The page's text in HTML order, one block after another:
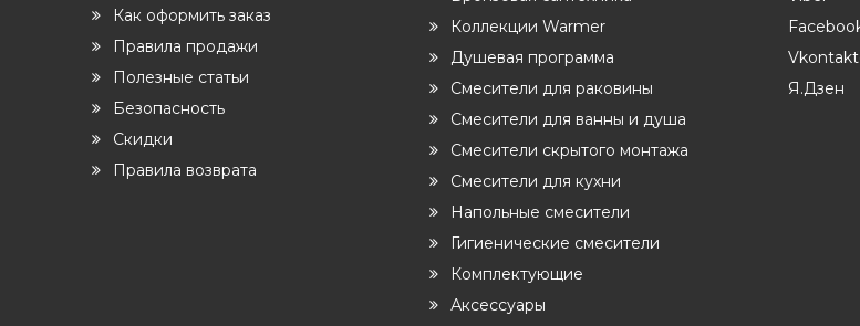
Как оформить заказ
Правила продажи
Полезные статьи
Безопасность
Скидки
Правила возврата
Коллекции Warmer
Душевая программа
Смесители для раковины
Смесители для ванны и душа
Смесители скрытого монтажа
Смесители для кухни
Напольные смесители
Гигиенические смесители
Комплектующие
Аксессуары
Я.Дзен